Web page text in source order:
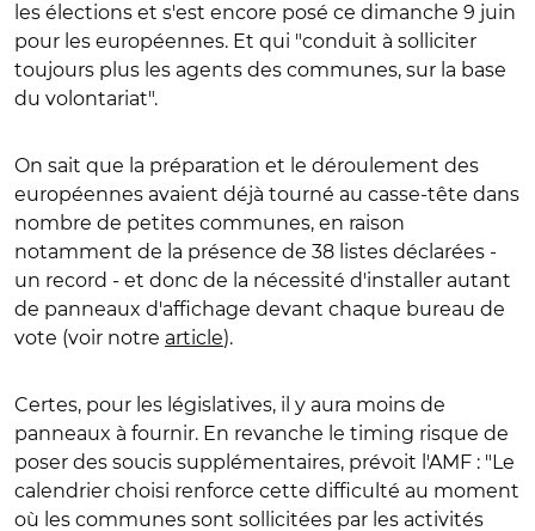
les élections et s'est encore posé ce dimanche 9 juin
pour les européennes. Et qui "conduit à solliciter
toujours plus les agents des communes, sur la base
du volontariat".
On sait que la préparation et le déroulement des
européennes avaient déjà tourné au casse-tête dans
nombre de petites communes, en raison
notamment de la présence de 38 listes déclarées -
un record - et donc de la nécessité d'installer autant
de panneaux d'affichage devant chaque bureau de
vote (voir notre article).
Certes, pour les législatives, il y aura moins de
panneaux à fournir. En revanche le timing risque de
poser des soucis supplémentaires, prévoit l'AMF : "Le
calendrier choisi renforce cette difficulté au moment
où les communes sont sollicitées par les activités